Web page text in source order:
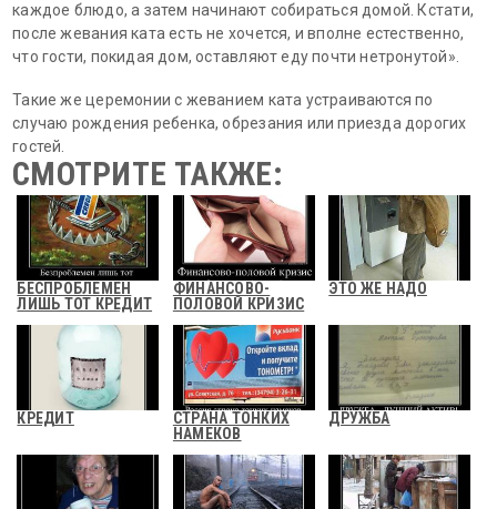
каждое блюдо, а затем начинают собираться домой. Кстати,
после жевания ката есть не хочется, и вполне естественно,
что гости, покидая дом, оставляют еду почти нетронутой».
Такие же церемонии с жеванием ката устраиваются по
случаю рождения ребенка, обрезания или приезда дорогих
гостей.
СМОТРИТЕ ТАКЖЕ:
БЕСПРОБЛЕМЕН
ЛИШЬ ТОТ КРЕДИТ
ФИНАНСОВО-
ПОЛОВОЙ КРИЗИС
ЭТО ЖЕ НАДО
КРЕДИТ
СТРАНА ТОНКИХ
НАМЕКОВ
ДРУЖБА